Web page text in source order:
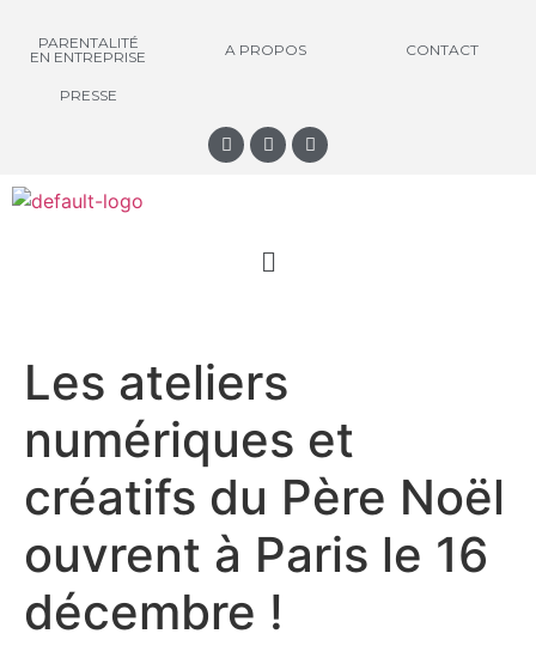
PARENTALITÉ
EN ENTREPRISE
A PROPOS CONTACT
PRESSE
Les ateliers
numériques et
créatifs du Père Noël
ouvrent à Paris le 16
décembre !